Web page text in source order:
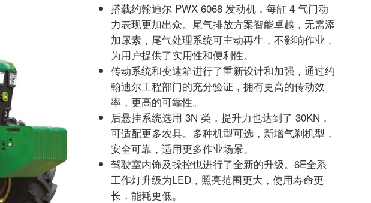
搭载约翰迪尔 PWX 6068 发动机，每缸 4 气门动
力表现更加出众。尾气排放方案智能卓越，无需添
加尿素，尾气处理系统可主动再生，不影响作业，
为用户提供了实用性和便利性。
传动系统和变速箱进行了重新设计和加强，通过约
翰迪尔工程部门的充分验证，拥有更高的传动效
率，更高的可靠性。
后悬挂系统选用 3N 类，提升力也达到了 30KN，
可适配更多农具。多种机型可选，新增气刹机型，
安全可靠，适用更多作业场景。
驾驶室内饰及操控也进行了全新的升级。6E全系
工作灯升级为LED，照亮范围更大，使用寿命更
长，能耗更低。